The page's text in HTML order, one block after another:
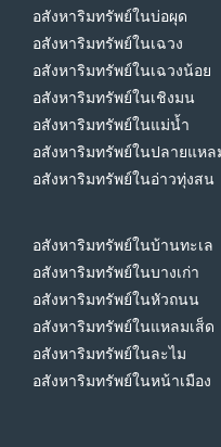
อสังหาริมทรัพย์ในบ่อผุด
อสังหาริมทรัพย์ในเฉวง
อสังหาริมทรัพย์ในเฉวงน้อย
อสังหาริมทรัพย์ในเชิงมน
อสังหาริมทรัพย์ในแม่น้ำ
อสังหาริมทรัพย์ในปลายแหล
อสังหาริมทรัพย์ในอ่าวทุ่งสน
อสังหาริมทรัพย์ในบ้านทะเล
อสังหาริมทรัพย์ในบางเก่า
อสังหาริมทรัพย์ในหัวถนน
อสังหาริมทรัพย์ในแหลมเส็ด
อสังหาริมทรัพย์ในละไม
อสังหาริมทรัพย์ในหน้าเมือง